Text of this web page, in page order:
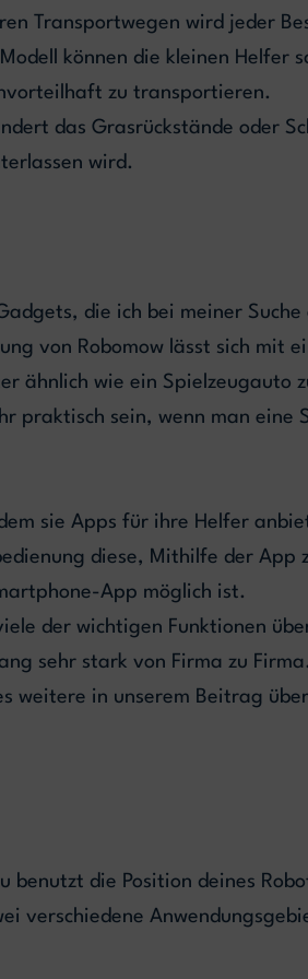
Transportwegen wird jeder
können die kleinen Helfer
zu transportieren.
das Grasrückstände oder
wird.
die ich bei meiner
von Robomow lässt sich mit
ähnlich wie ein Spielzeugauto
praktisch sein, wenn man eine
sie Apps für ihre Helfer
diese, Mithilfe der App
App möglich ist.
der wichtigen Funktionen
sehr stark von Firma zu Firma.
weitere in unserem Beitrag
benutzt die Position deines
verschiedene